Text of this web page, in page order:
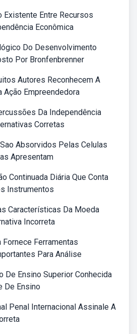
Existente Entre Recursos
Econômica
Do Desenvolvimento
Por Bronfenbrenner
Autores Reconhecem A
Ação Empreendedora
Da Independência
Corretas
Absorvidos Pelas Celulas
Apresentam
Continuada Diária Que Conta
Instrumentos
Características Da Moeda
Incorreta
Ferramentas
Para Análise
De Ensino Superior Conhecida
De Ensino
Penal Internacional Assinale A